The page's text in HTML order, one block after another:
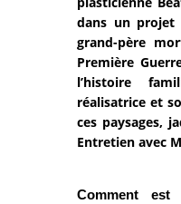
dans un projet
grand-père
Première
l’histoire
réalisatrice et
ces paysages,
Entretien avec
Comment est